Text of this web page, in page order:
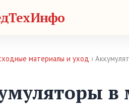
материалы и уход ›
в